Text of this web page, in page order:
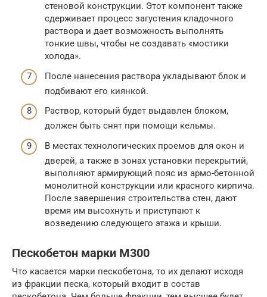
стеновой конструкции. Этот компонент также
сдерживает процесс загустения кладочного
раствора и дает возможность выполнять
тонкие швы, чтобы не создавать «мостики
холода».
После нанесения раствора укладывают блок и
подбивают его киянкой.
Раствор, который будет выдавлен блоком,
должен быть снят при помощи кельмы.
В местах технологических проемов для окон и
дверей, а также в зонах установки перекрытий,
выполняют армирующий пояс из армо-бетонной
монолитной конструкции или красного кирпича.
После завершения строительства стен, дают
время им высохнуть и приступают к
возведению следующего этажа и крыши.
Пескобетон марки М300
Что касается марки пескобетона, то их делают исходя
из фракции песка, который входит в состав